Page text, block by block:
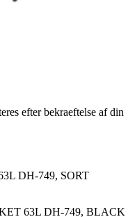
efter bekraeftelse af din
DH-749, SORT
63L DH-749, BLACK